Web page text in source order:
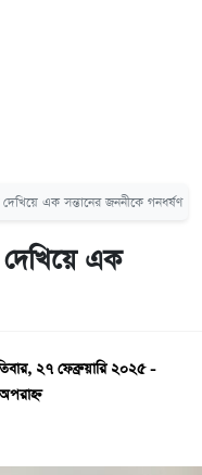
এক সন্তানের জননীকে গনধর্ষণ
এক
২৭ ফেব্রুয়ারি ২০২৫ -